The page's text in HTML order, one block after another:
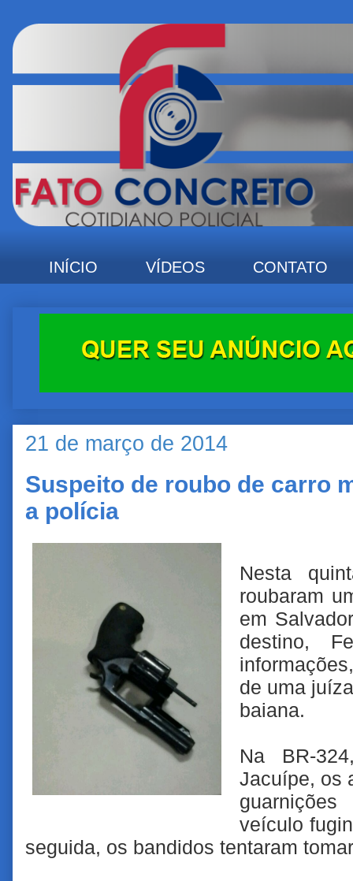
INÍCIO VÍDEOS CONTATO
21 de março de 2014
Suspeito de roubo de carro
a polícia
Nesta
roubaram
em
destino,
de uma
baiana.
Na BR-
Jacuípe, os
veículo
seguida, os bandidos tentaram